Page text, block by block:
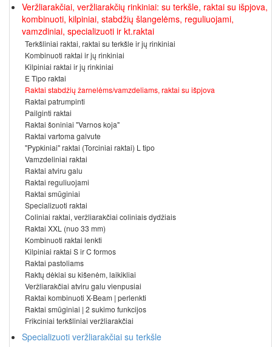
Veržliarakčiai, veržliarakčių rinkiniai: su terkšle, raktai su išpjova,
kombinuoti, kilpiniai, stabdžių šlangelėms, reguliuojami,
vamzdiniai, specializuoti ir kt.raktai
Terkšliniai raktai, raktai su terkšle ir jų rinkiniai
Kombinuoti raktai ir jų rinkiniai
Kilpiniai raktai ir jų rinkiniai
E Tipo raktai
Raktai stabdžių žarnelėms/vamzdeliams, raktai su išpjova
Raktai patrumpinti
Pailginti raktai
Raktai šoniniai "Varnos koja"
Raktai vartoma galvute
"Pypkiniai" raktai (Torciniai raktai) L tipo
Vamzdeliniai raktai
Raktai atviru galu
Raktai reguliuojami
Raktai smūginiai
Specializuoti raktai
Coliniai raktai, veržliarakčiai coliniais dydžiais
Raktai XXL (nuo 33 mm)
Kombinuoti raktai lenkti
Kilpiniai raktai S ir C formos
Raktai pastoliams
Raktų dėklai su kišenėm, laikikliai
Veržliarakčiai atviru galu vienpusiai
Raktai kombinuoti X-Beam | perlenkti
Raktai smūginiai | 2 sukimo funkcijos
Frikciniai terkšliniai veržliarakčiai
Specializuoti veržliarakčiai su terkšle